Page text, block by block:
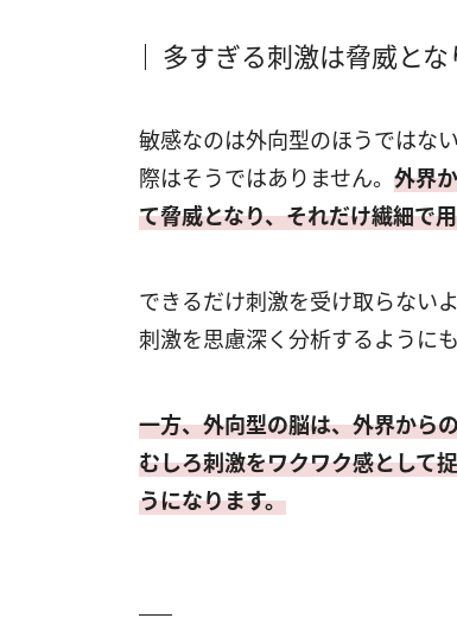
多すぎる刺激は脅威と
敏感なのは外向型のほうではな
際はそうではありません。 外界
て脅威となり、それだけ繊細で
できるだけ刺激を受け取らない
刺激を思慮深く分析するようにも
一方、外向型の脳は、外界から
むしろ刺激をワクワク感として
うになります。